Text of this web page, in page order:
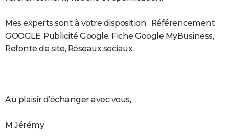
Mes experts sont à votre disposition : Référencement
GOOGLE, Publicité Google, Fiche Google MyBusiness,
Refonte de site, Réseaux sociaux.
Au plaisir d’échanger avec vous,
M Jérémy